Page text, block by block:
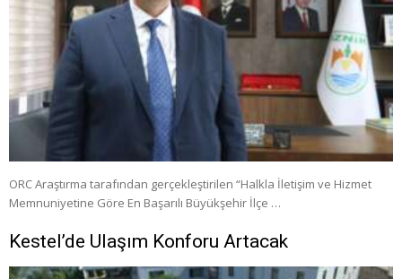
ORC Araştırma tarafından gerçekleştirilen “Halkla İletişim ve Hizmet
Memnuniyetine Göre En Başarılı Büyükşehir İlçe …
Kestel’de Ulaşım Konforu Artacak